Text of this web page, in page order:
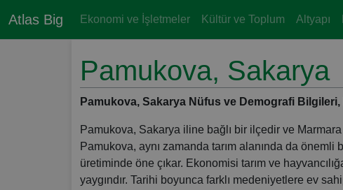
Atlas Big Ekonomi ve İşletmeler Kültür ve Toplum Altyapı
Pamukova, Sakarya
Pamukova, Sakarya Nüfus ve Demografi
Pamukova, Sakarya iline bağlı bir ilçedir ve
Pamukova, aynı zamanda tarım alanında da
üretiminde öne çıkar. Ekonomisi tarım ve
yaygındır. Tarihi boyunca farklı medeniyetlere ev